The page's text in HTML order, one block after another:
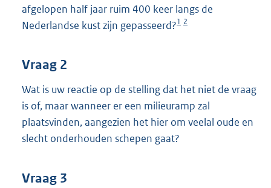
afgelopen half jaar ruim 400 keer langs de
Nederlandse kust zijn gepasseerd?1 2
Vraag 2
Wat is uw reactie op de stelling dat het niet de vraag
is of, maar wanneer er een milieuramp zal
plaatsvinden, aangezien het hier om veelal oude en
slecht onderhouden schepen gaat?
Vraag 3